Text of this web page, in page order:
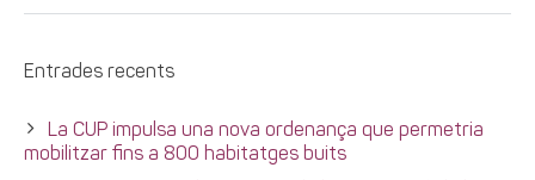
Entrades recents
La CUP impulsa una nova ordenança que permetria
mobilitzar fins a 800 habitatges buits